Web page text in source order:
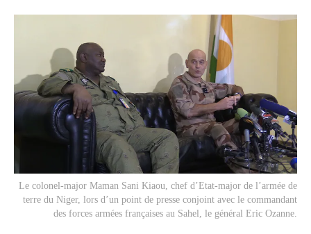
Le colonel-major Maman Sani Kiaou, chef d’Etat-major de l’armée de
terre du Niger, lors d’un point de presse conjoint avec le commandant
des forces armées françaises au Sahel, le général Eric Ozanne.